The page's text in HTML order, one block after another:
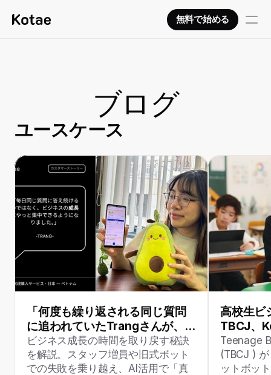
無料で始める
ブログ
ユースケース
「何度も繰り返される同じ質問
に追われていたTrangさんが、自
由な時間を取り戻した方法」
ビジネス成長の時間を取り戻す秘訣
を解説。スタッフ増員や旧式ボット
での失敗を乗り越え、AI活用で「真
高校生ビ
TBCJ、
トボット
Teenage
(TBCJ )
ットボッ